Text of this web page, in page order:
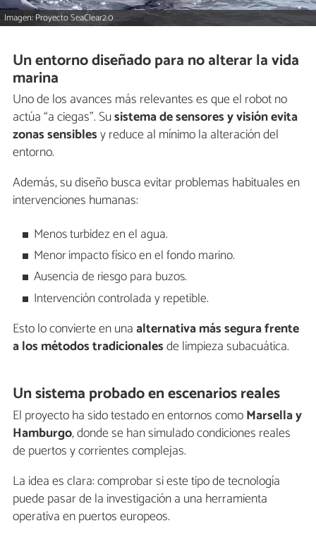
Imagen: Proyecto SeaClear2.0
Un entorno diseñado para no alterar la vida
marina
Uno de los avances más relevantes es que el robot no
actúa “a ciegas”. Susistema de sensores y visión evita
zonas sensiblesy reduce al mínimo la alteración del
entorno.
Además, su diseño busca evitar problemas habituales en
intervenciones humanas:
Menos turbidez en el agua.
Menor impacto físico en el fondo marino.
Ausencia de riesgo para buzos.
Intervención controlada y repetible.
Esto lo convierte en unaalternativa más segura frente
a los métodos tradicionalesde limpieza subacuática.
Un sistema probado en escenarios reales
El proyecto ha sido testado en entornos comoMarsella y
Hamburgo, donde se han simulado condiciones reales
de puertos y corrientes complejas.
La idea es clara: comprobar si este tipo de tecnología
puede pasar de la investigación a una herramienta
operativa en puertos europeos.